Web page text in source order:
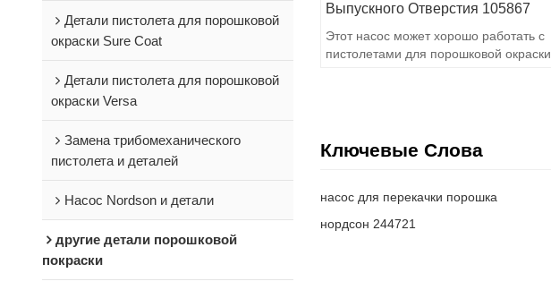
Детали пистолета для порошковой
окраски Sure Coat
Детали пистолета для порошковой
окраски Versa
Замена трибомеханического
пистолета и деталей
Насос Nordson и детали
другие детали порошковой
покраски
Выпускного Отверстия 105867
Этот насос может хорошо работать с
пистолетами для порошковой окраски
Ключевые Слова
насос для перекачки порошка
нордсон 244721